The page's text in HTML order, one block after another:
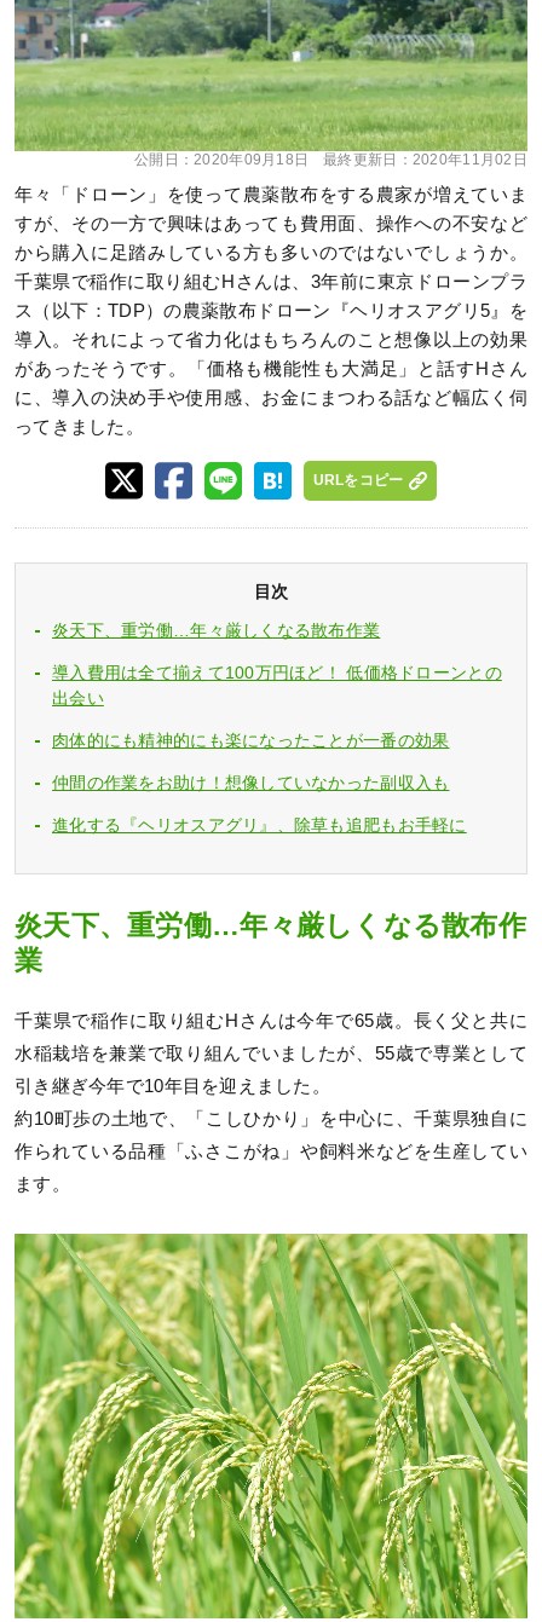
公開日：2020年09月18日 最終更新日： 2020年11月02日
年々「ドローン」を使って農薬散布をする農家が増えていま
すが、その一方で興味はあっても費用面、操作への不安など
から購入に足踏みしている方も多いのではないでしょうか。
千葉県で稲作に取り組むHさんは、3年前に東京ドローンプラ
ス（以下：TDP）の農薬散布ドローン『ヘリオスアグリ5』を
導入。それによって省力化はもちろんのこと想像以上の効果
があったそうです。「価格も機能性も大満足」と話すHさん
に、導入の決め手や使用感、お金にまつわる話など幅広く伺
ってきました。
URLをコピー
目次
炎天下、重労働…年々厳しくなる散布作業
導入費用は全て揃えて100万円ほど！ 低価格ドローンとの
出会い
肉体的にも精神的にも楽になったことが一番の効果
仲間の作業をお助け！想像していなかった副収入も
進化する『ヘリオスアグリ』、除草も追肥もお手軽に
炎天下、重労働…年々厳しくなる散布作
業
千葉県で稲作に取り組むHさんは今年で65歳。長く父と共に
水稲栽培を兼業で取り組んでいましたが、55歳で専業として
引き継ぎ今年で10年目を迎えました。
約10町歩の土地で、「こしひかり」を中心に、千葉県独自に
作られている品種「ふさこがね」や飼料米などを生産してい
ます。